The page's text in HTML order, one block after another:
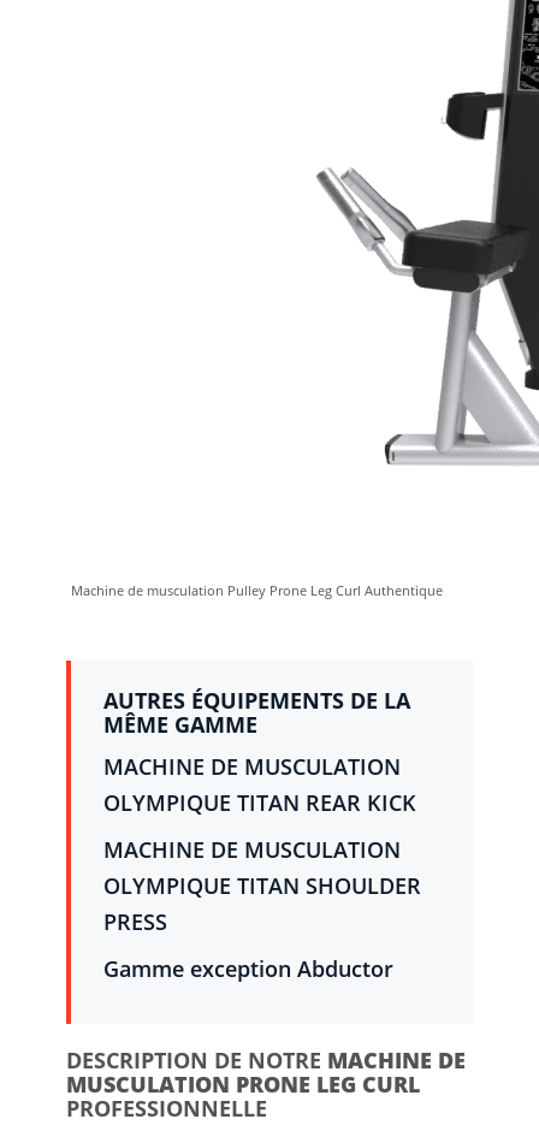
Machine de musculation Pulley Prone Leg Curl Authentique
AUTRES ÉQUIPEMENTS DE LA
MÊME GAMME
MACHINE DE MUSCULATION
OLYMPIQUE TITAN REAR KICK
MACHINE DE MUSCULATION
OLYMPIQUE TITAN SHOULDER
PRESS
Gamme exception Abductor
DESCRIPTION DE NOTRE MACHINE DE
MUSCULATION PRONE LEG CURL
PROFESSIONNELLE